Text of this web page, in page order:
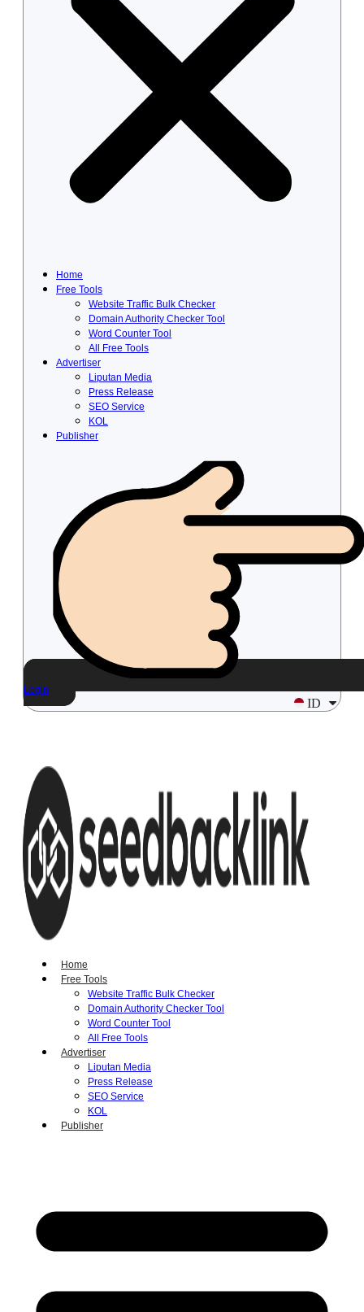
Home
Free Tools
Website Traffic Bulk Checker
Domain Authority Checker Tool
Word Counter Tool
All Free Tools
Advertiser
Liputan Media
Press Release
SEO Service
KOL
Publisher
Login
ID
Home
Free Tools
Website Traffic Bulk Checker
Domain Authority Checker Tool
Word Counter Tool
All Free Tools
Advertiser
Liputan Media
Press Release
SEO Service
KOL
Publisher